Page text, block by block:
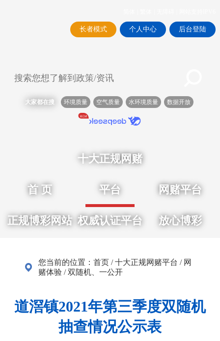
长者模式 个人中心 后台登陆
大家都在搜 环境质量 空气质量 水环境质量 数据开放
首 页
十大正规网赌
平台 网赌平台
正规博彩网站 权威认证平台 放心博彩
您当前的位置：首页 /十大正规网赌平台 / 网
赌体验 /双随机、一公开
道滘镇2021年第三季度双随机
抽查情况公示表